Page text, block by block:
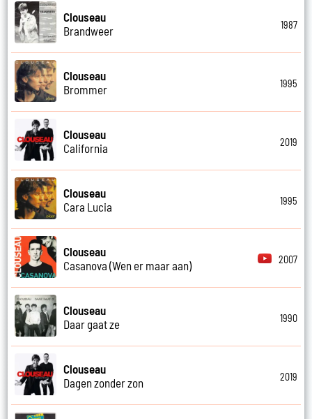
Clouseau
Brandweer
1987
Clouseau
Brommer
1995
Clouseau
California
2019
Clouseau
Cara Lucia
1995
Clouseau
Casanova (Wen er maar aan)
2007
Clouseau
Daar gaat ze
1990
Clouseau
Dagen zonder zon
2019